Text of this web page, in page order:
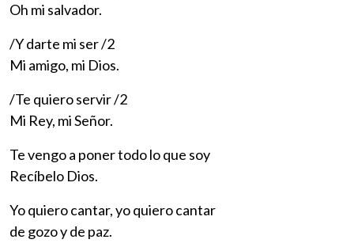
Oh mi salvador.
/Y darte mi ser /2
Mi amigo, mi Dios.
/Te quiero servir /2
Mi Rey, mi Señor.
Te vengo a poner todo lo que soy
Recíbelo Dios.
Yo quiero cantar, yo quiero cantar
de gozo y de paz.